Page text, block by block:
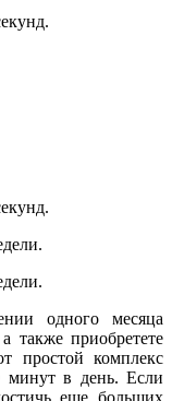
одного месяца
также приобретете
простой комплекс
минут в день. Если